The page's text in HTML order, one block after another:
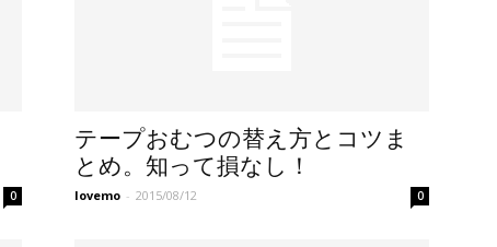
0
テープおむつの替え方とコツま
とめ。知って損なし！
lovemo - 2015/08/12 0